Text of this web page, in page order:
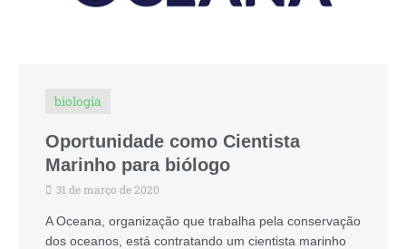
biologia
Oportunidade como Cientista
Marinho para biólogo
31 de março de 2020
A Oceana, organização que trabalha pela conservação
dos oceanos, está contratando um cientista marinho